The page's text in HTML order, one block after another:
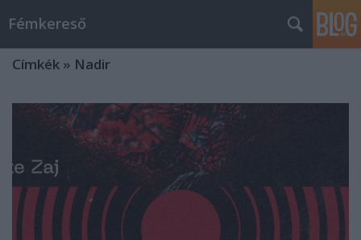
Fémkereső
Címkék » Nadir